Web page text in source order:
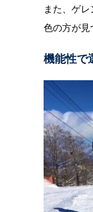
また、ゲ
色の方が見
機能性で